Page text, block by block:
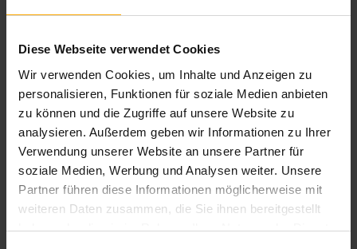
Diese Webseite verwendet Cookies
Wir verwenden Cookies, um Inhalte und Anzeigen zu
personalisieren, Funktionen für soziale Medien anbieten
zu können und die Zugriffe auf unsere Website zu
analysieren. Außerdem geben wir Informationen zu Ihrer
Verwendung unserer Website an unsere Partner für
soziale Medien, Werbung und Analysen weiter. Unsere
Partner führen diese Informationen möglicherweise mit
weiteren Daten zusammen, die Sie ihnen bereitgestellt
haben oder die sie im Rahmen Ihrer Nutzung der Dienste
Foto:
©AdobeStock_© ASDF_247684574